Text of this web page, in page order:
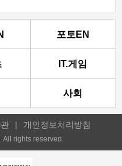
포토EN
IT.게임
사회
| 개인정보처리방침
rights reserved.